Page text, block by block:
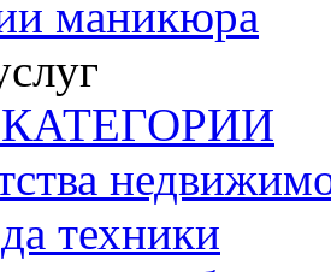
маникюра
техники